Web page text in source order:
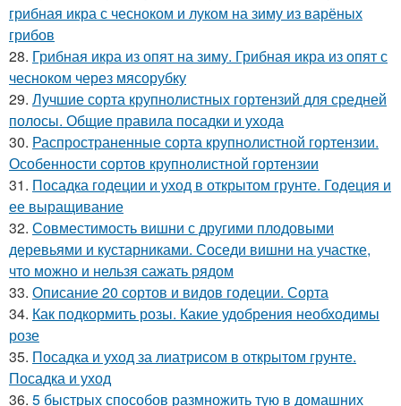
грибная икра с чесноком и луком на зиму из варёных
грибов
28. Грибная икра из опят на зиму. Грибная икра из опят с
чесноком через мясорубку
29. Лучшие сорта крупнолистных гортензий для средней
полосы. Общие правила посадки и ухода
30. Распространенные сорта крупнолистной гортензии.
Особенности сортов крупнолистной гортензии
31. Посадка годеции и уход в открытом грунте. Годеция и
ее выращивание
32. Совместимость вишни с другими плодовыми
деревьями и кустарниками. Соседи вишни на участке,
что можно и нельзя сажать рядом
33. Описание 20 сортов и видов годеции. Сорта
34. Как подкормить розы. Какие удобрения необходимы
розе
35. Посадка и уход за лиатрисом в открытом грунте.
Посадка и уход
36. 5 быстрых способов размножить тую в домашних